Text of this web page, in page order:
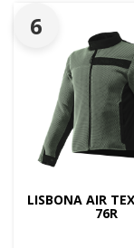
6
LISBONA AIR
76R